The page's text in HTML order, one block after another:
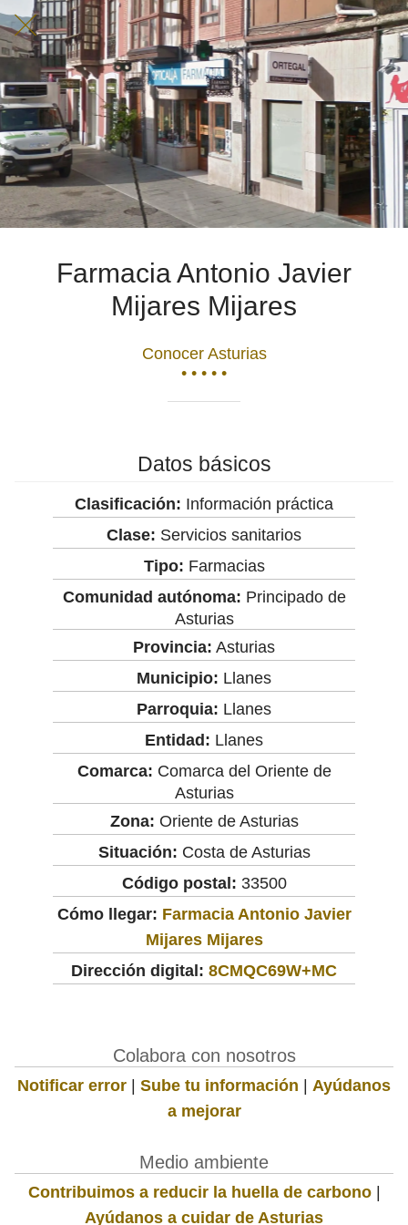
Farmacia Antonio Javier
Mijares Mijares
Conocer Asturias
• • • • •
Datos básicos
Clasificación: Información práctica
Clase: Servicios sanitarios
Tipo: Farmacias
Comunidad autónoma: Principado de
Asturias
Provincia: Asturias
Municipio: Llanes
Parroquia: Llanes
Entidad: Llanes
Comarca: Comarca del Oriente de
Asturias
Zona: Oriente de Asturias
Situación: Costa de Asturias
Código postal: 33500
Cómo llegar: Farmacia Antonio Javier
Mijares Mijares
Dirección digital: 8CMQC69W+MC
Colabora con nosotros
Notificar error | Sube tu información | Ayúdanos
a mejorar
Medio ambiente
Contribuimos a reducir la huella de carbono|
Ayúdanos a cuidar de Asturias